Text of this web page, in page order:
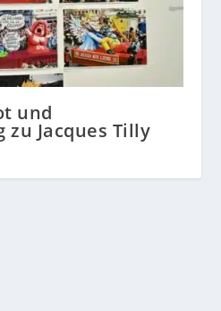
und
Jacques Tilly